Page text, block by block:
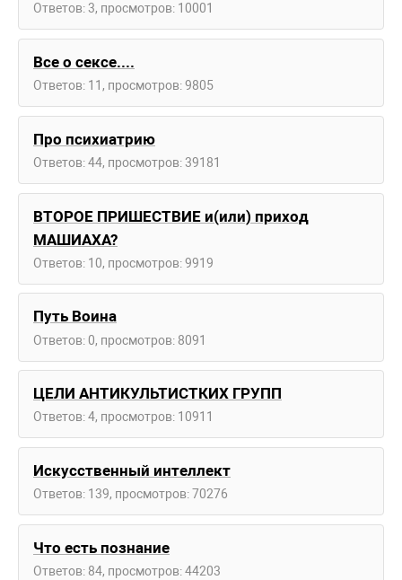
Ответов: 3, просмотров: 10001
Все о сексе....
Ответов: 11, просмотров: 9805
Про психиатрию
Ответов: 44, просмотров: 39181
ВТОРОЕ ПРИШЕСТВИЕ и(или) приход
МАШИАХА?
Ответов: 10, просмотров: 9919
Путь Воина
Ответов: 0, просмотров: 8091
ЦЕЛИ АНТИКУЛЬТИСТКИХ ГРУПП
Ответов: 4, просмотров: 10911
Искусственный интеллект
Ответов: 139, просмотров: 70276
Что есть познание
Ответов: 84, просмотров: 44203